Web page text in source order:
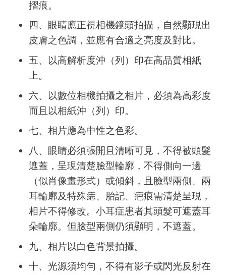
摺痕。
四、眼睛應正視相機鏡頭拍攝，自然顯現出
皮膚之色調，並應有合適之亮度及對比。
五、以高解析度沖（列）印在高品質相紙
上。
六、以數位相機拍攝之相片，必須為高彩度
而且以相紙沖（列）印。
七、相片應為中性之色彩。
八、眼睛必須張開且清晰可見，不得被頭髮
遮蓋，呈現清楚臉型輪廓，不得側向一邊
（似肖像畫形式）或傾斜，且臉型兩側、兩
耳輪廓及特殊痣、胎記、疤痕需清楚呈現，
相片不得修改。小耳症患者其頭髮可遮蓋耳
朵輪廓。但臉型兩側仍須顯明，不遮蓋。
九、相片以白色背景拍攝。
十、光源須均勻，不得有影子或閃光反射在